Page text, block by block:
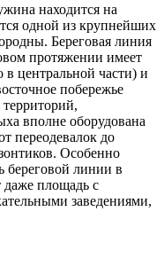
находится на
одной из крупнейших
Береговая линия
протяжении имеет
центральной части) и
побережье
вполне оборудована
переодевалок до
Особенно
береговой линии в
даже площадь с
заведениями,